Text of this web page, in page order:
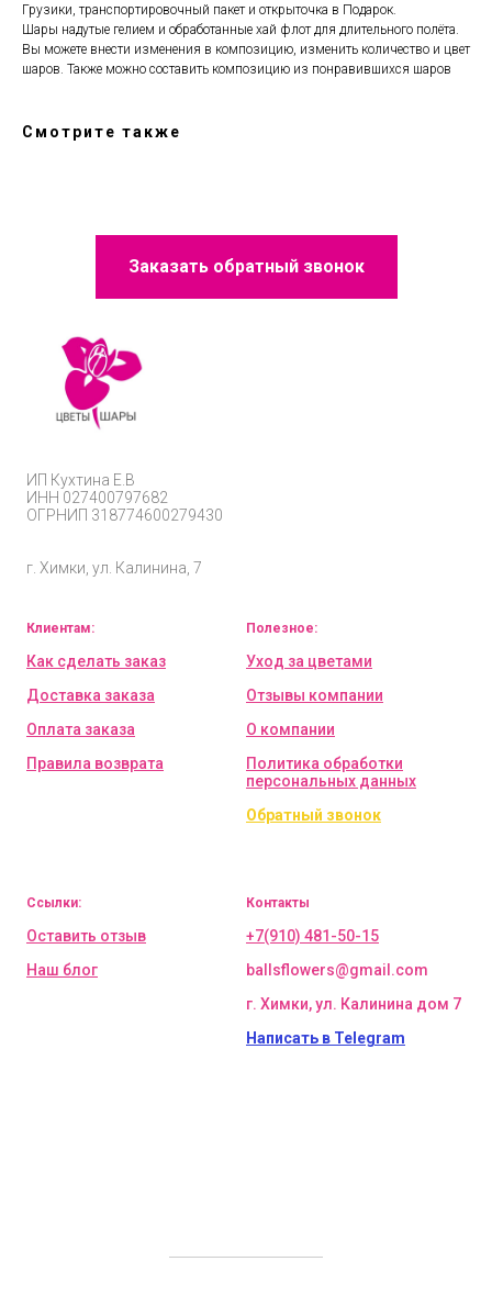
Грузики, транспортировочный пакет и открыточка в Подарок.
Шары надутые гелием и обработанные хай флот для длительного полёта.
Вы можете внести изменения в композицию, изменить количество и цвет
шаров. Также можно составить композицию из понравившихся шаров
Смотрите также
Заказать обратный звонок
ИП Кухтина Е.В
ИНН 027400797682
ОГРНИП 318774600279430
г. Химки, ул. Калинина, 7
Клиентам:
Как сделать заказ
Доставка заказа
Оплата заказа
Правила возврата
Полезное:
Уход за цветами
Отзывы компании
О компании
Политика обработки
персональных данных
Обратный звонок
Ссылки:
Оставить отзыв
Наш блог
Контакты
+7(910) 481-50-15
ballsflowers@gmail.com
г. Химки, ул. Калинина дом 7
Написать в Telegram